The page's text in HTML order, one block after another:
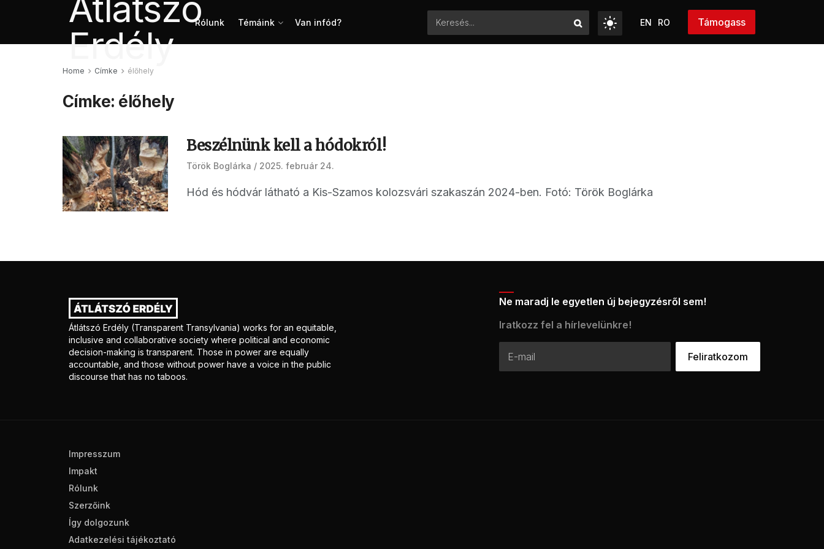
Rólunk Témáink Van infód? EN RO Támogass
Home Címke élőhely
Címke: élőhely
Beszélnünk kell a hódokról!
Török Boglárka 2025. február 24.
Hód és hódvár látható a Kis-Szamos kolozsvári szakaszán 2024-ben. Fotó: Török Boglárka
Átlátszó Erdély (Transparent Transylvania) works for an equitable,
inclusive and collaborative society where political and economic
decision-making is transparent. Those in power are equally
accountable, and those without power have a voice in the public
discourse that has no taboos.
Ne maradj le egyetlen új bejegyzésről sem!
Iratkozz fel a hírlevelünkre!
Impresszum
Impakt
Rólunk
Szerzőink
Így dolgozunk
Adatkezelési tájékoztató